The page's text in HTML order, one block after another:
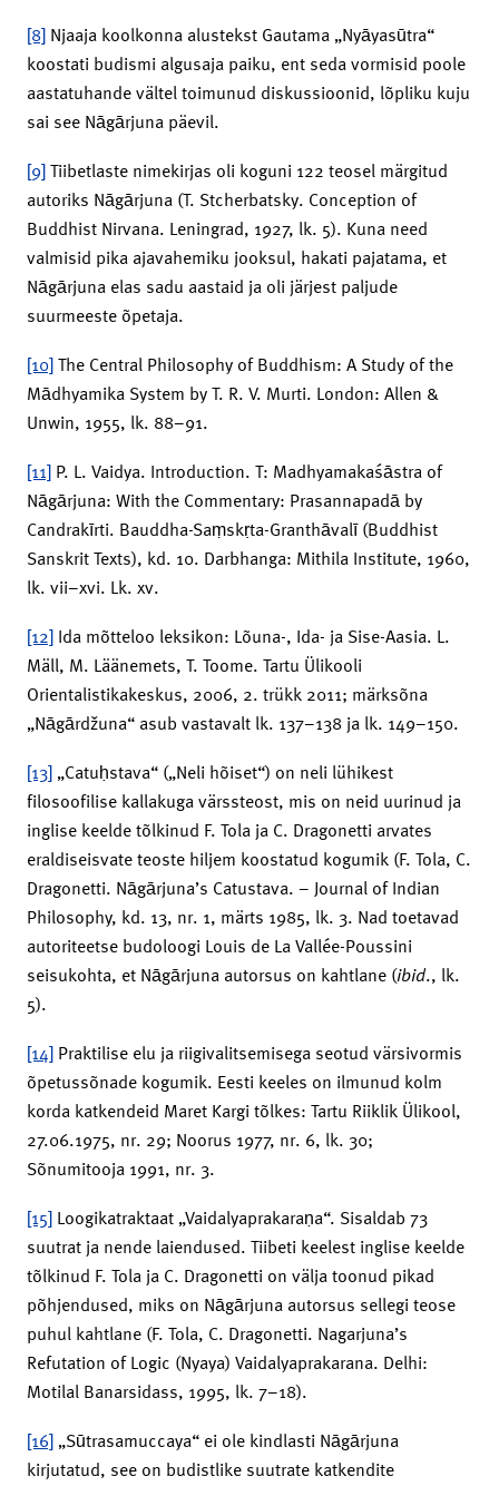
[8] Njaaja koolkonna alustekst Gautama „Nyāyasūtra“
koostati budismi algusaja paiku, ent seda vormisid poole
aastatuhande vältel toimunud diskussioonid, lõpliku kuju
sai see Nāgārjuna päevil.
[9]Tiibetlaste nimekirjas oli koguni 122 teosel märgitud
autoriks Nāgārjuna (T. Stcherbatsky. Conception of
Buddhist Nirvana. Leningrad, 1927, lk. 5). Kuna need
valmisid pika ajavahemiku jooksul, hakati pajatama, et
Nāgārjuna elas sadu aastaid ja oli järjest paljude
suurmeeste õpetaja.
[10]The Central Philosophy of Buddhism: A Study of the
Mādhyamika System by T. R. V. Murti. London: Allen &
Unwin, 1955, lk. 88–91.
[11] P. L. Vaidya. Introduction. T: Madhyamakaśāstra of
Nāgārjuna: With the Commentary: Prasannapadā by
Candrakīrti. Bauddha-Saṃskṛta-Granthāvalī (Buddhist
Sanskrit Texts), kd. 10. Darbhanga: Mithila Institute, 1960,
lk. vii–xvi. Lk. xv.
[12] Ida mõtteloo leksikon: Lõuna-, Ida- ja Sise-Aasia. L.
Mäll, M. Läänemets, T. Toome. Tartu Ülikooli
Orientalistikakeskus, 2006, 2. trükk 2011; märksõna
„Nāgārdžuna“ asub vastavalt lk. 137–138 ja lk. 149–150.
[13] „Catuḥstava“ („Neli hõiset“) on neli lühikest
filosoofilise kallakuga värssteost, mis on neid uurinud ja
inglise keelde tõlkinud F. Tola ja C. Dragonetti arvates
eraldiseisvate teoste hiljem koostatud kogumik (F. Tola, C.
Dragonetti. Nāgārjuna’s Catustava. – Journal of Indian
Philosophy, kd. 13, nr. 1, märts 1985, lk. 3. Nad toetavad
autoriteetse budoloogi Louis de La Vallée-Poussini
seisukohta, et Nāgārjuna autorsus on kahtlane (ibid., lk.
5).
[14] Praktilise elu ja riigivalitsemisega seotud värsivormis
õpetussõnade kogumik. Eesti keeles on ilmunud kolm
korda katkendeid Maret Kargi tõlkes: Tartu Riiklik Ülikool,
27.06.1975, nr. 29; Noorus 1977, nr. 6, lk. 30;
Sõnumitooja 1991, nr. 3.
[15] Loogikatraktaat „Vaidalyaprakaraṇa“. Sisaldab 73
suutrat ja nende laiendused. Tiibeti keelest inglise keelde
tõlkinud F. Tola ja C. Dragonetti on välja toonud pikad
põhjendused, miks on Nāgārjuna autorsus sellegi teose
puhul kahtlane (F. Tola, C. Dragonetti. Nagarjuna’s
Refutation of Logic (Nyaya) Vaidalyaprakarana. Delhi:
Motilal Banarsidass, 1995, lk. 7–18).
[16] „Sūtrasamuccaya“ ei ole kindlasti Nāgārjuna
kirjutatud, see on budistlike suutrate katkendite